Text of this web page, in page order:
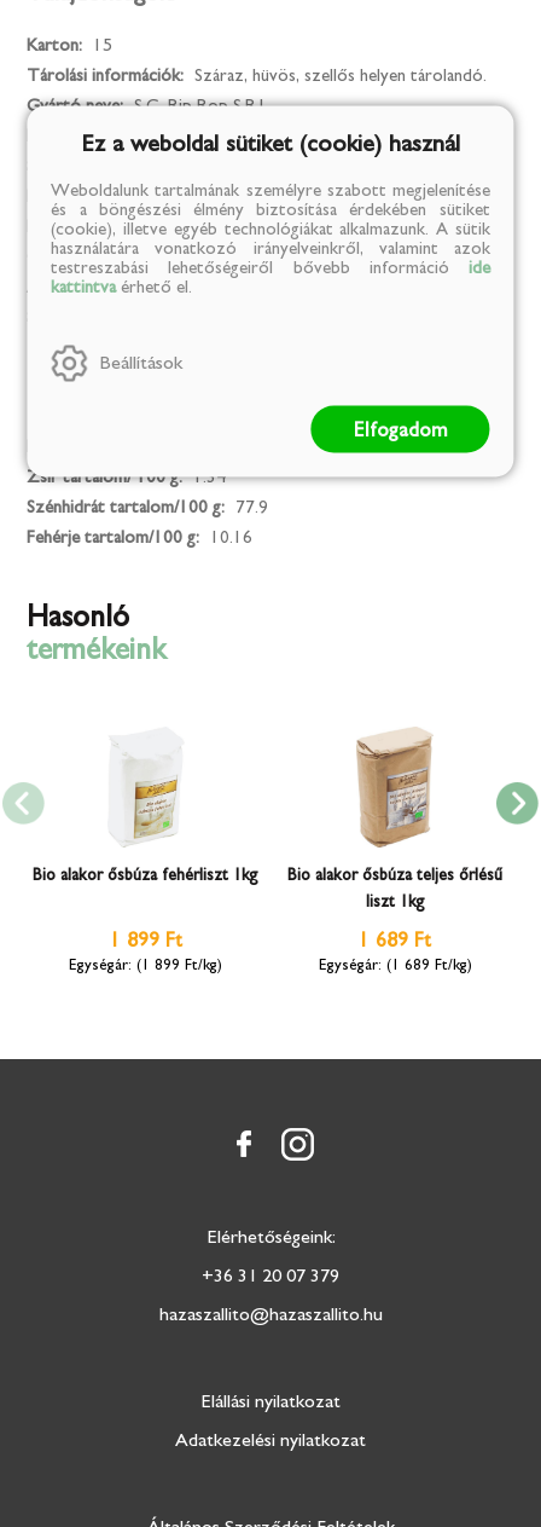
Karton:
15
Tárolási információk:
Száraz, hüvös, szellős helyen tárolandó.
Gyártó neve: S.C. Rip Rop S.R.L.
GÓBÉ
Kiszerelési egység: kg
Kiszerelés:
0.4
Összetevők: Búzaliszt, jódozott só, élesztő,
Allergének: Glutén
Zsír tartalom/ 100 g: 1.34
Szénhidrát tartalom/100 g:
77.9
Fehérje tartalom/100 g:
10.16
Hasonló
termékeink
Bio alakor ősbúza fehérliszt 1kg
1 899 Ft
(1 899 Ft/kg)
Bio alakor ősbúza teljes őrlésű
liszt 1kg
1 689 Ft
(1 689 Ft/kg)
Elérhetőségeink:
+36 31 20 07 379
hazaszallito@hazaszallito.hu
Elállási nyilatkozat
Adatkezelési nyilatkozat
Ez a weboldal sütiket (cookie) használ
Weboldalunk tartalmának személyre szabott megjelenítése
és a böngészési élmény biztosítása érdekében sütiket
(cookie), illetve egyéb technológiákat alkalmazunk. A sütik
használatára vonatkozó irányelveinkről, valamint azok
testreszabási lehetőségeiről bővebb információ ide
kattintvaérhető el.
Beállítások
Elfogadom